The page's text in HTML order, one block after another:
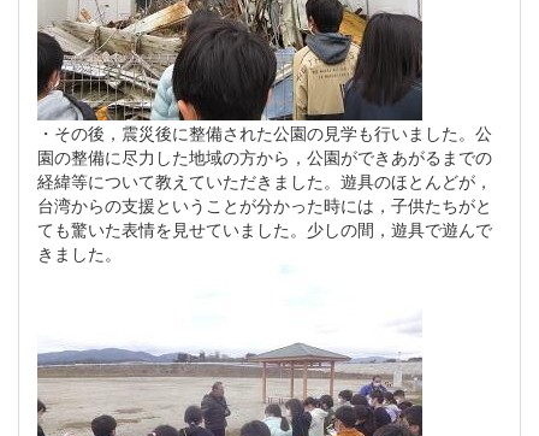
・その後，震災後に整備された公園の見学も行いました。公
園の整備に尽力した地域の方から，公園ができあがるまでの
経緯等について教えていただきました。遊具のほとんどが，
台湾からの支援ということが分かった時には，子供たちがと
ても驚いた表情を見せていました。少しの間，遊具で遊んで
きました。